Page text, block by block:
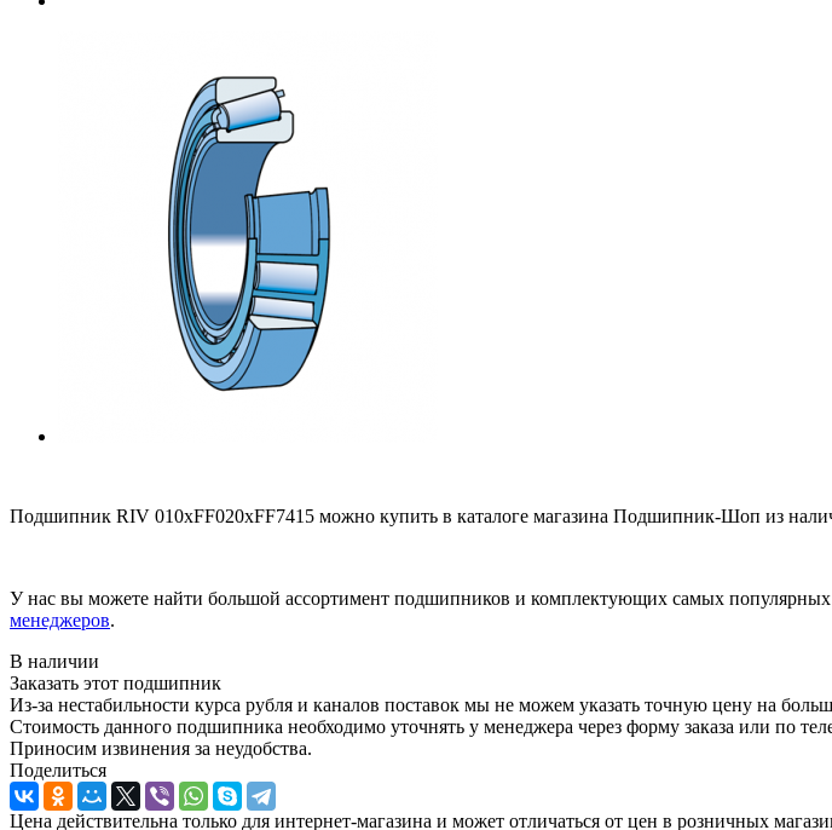
Подшипник RIV 010xFF020xFF7415 можно купить в каталоге магазина Подшипник-Шоп из
У нас вы можете найти большой ассортимент подшипников и комплектующих самых
менеджеров.
В наличии
Заказать этот подшипник
Из-за нестабильности курса рубля и каналов поставок мы не можем указать точную цену на
Стоимость данного подшипника необходимо уточнять у менеджера через форму заказа или по
Приносим извинения за неудобства.
Поделиться
Цена действительна только для интернет-магазина и может отличаться от цен в розничных